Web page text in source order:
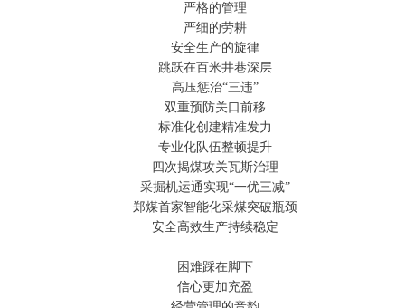
严格的管理
严细的劳耕
安全生产的旋律
跳跃在百米井巷深层
高压惩治“三违”
双重预防关口前移
标准化创建精准发力
专业化队伍整顿提升
四次揭煤攻关瓦斯治理
采掘机运通实现“一优三减”
郑煤首家智能化采煤突破瓶颈
安全高效生产持续稳定
困难踩在脚下
信心更加充盈